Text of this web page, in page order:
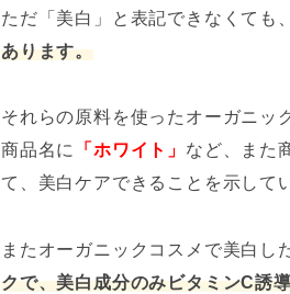
ただ「美白」と表記できなくても、
あります。
それらの原料を使ったオーガニッ
商品名に
「ホワイト」 など、また
て、美白ケアできることを示して
またオーガニックコスメで美白し
クで、美白成分のみビタミンC誘